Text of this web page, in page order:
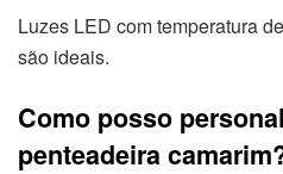
Luzes LED com temperatura
são ideais.
Como posso
penteadeira